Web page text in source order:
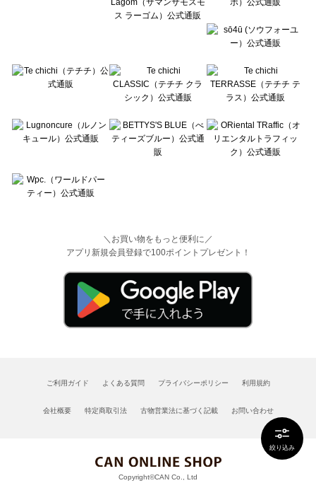
絞り込み
＼お買い物をもっと便利に／
アプリ新規会員登録で100ポイントプレゼント！
ご利用ガイド よくある質問 プライバシーポリシー 利用規約
会社概要 特定商取引法 古物営業法に基づく記載 お問い合わせ
Copyright©CAN Co., Ltd